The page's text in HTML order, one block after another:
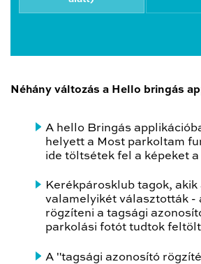
Néhány változás a Hello bringás
A hello Bringás
helyett a Most parkoltam
ide töltsétek fel a képeket
Kerékpárosklub tagok,
valamelyikét választották -
rögzíteni a tagsági
parkolási fotót tudtok
A "tagsági azonosító